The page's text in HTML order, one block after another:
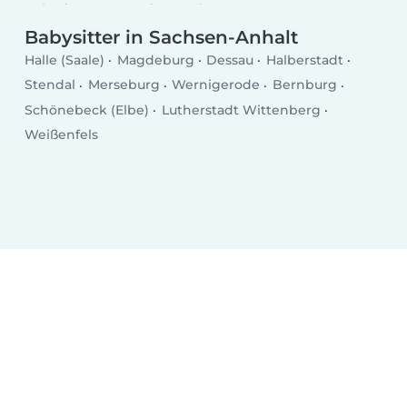
Babysitter am Wochenende
Babysitter in Sachsen-Anhalt
Halle (Saale) Magdeburg Dessau
Halberstadt
Stendal
Merseburg Wernigerode
Bernburg
Schönebeck (Elbe)
Lutherstadt Wittenberg
Weißenfels